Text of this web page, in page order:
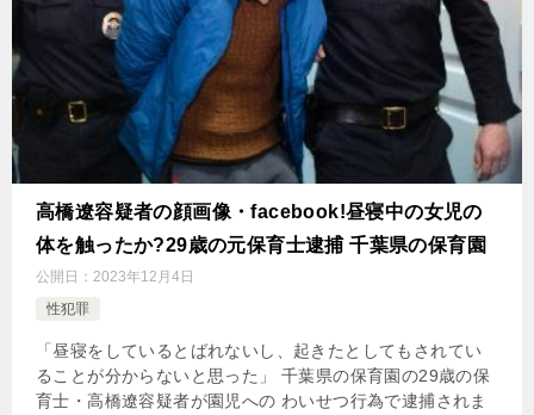
高橋遼容疑者の顔画像・facebook!昼寝中の女児の
体を触ったか?29歳の元保育士逮捕 千葉県の保育園
公開日： 2023年12月4日
性犯罪
「昼寝をしているとばれないし、起きたとしてもされてい
ることが分からないと思った」 千葉県の保育園の29歳の保
育士・高橋遼容疑者が園児への わいせつ行為で逮捕されま